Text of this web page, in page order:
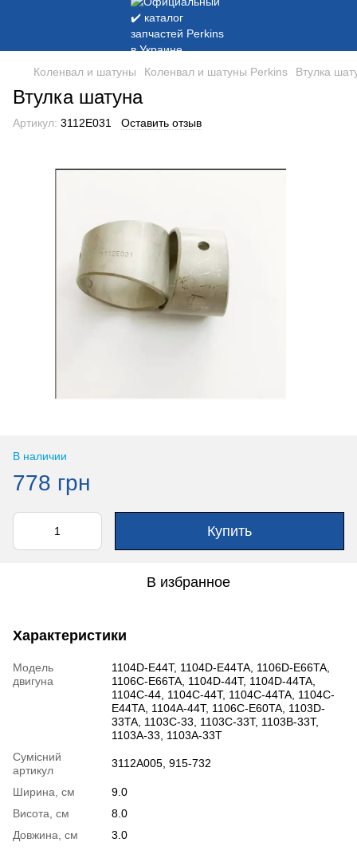
Коленвал и шатуны Коленвал и шатуны Perkins Втулка
Втулка шатуна
Артикул: 3112E031 Оставить отзыв
В наличии
778 грн
Купить
В избранное
Характеристики
Модель
двигуна
1104D-E44T, 1104D-E44TA, 1106D-E66TA,
1106C-E66TA, 1104D-44T, 1104D-44TA,
1104C-44, 1104C-44T, 1104C-44TA, 1104C-
E44TA, 1104A-44T, 1106C-E60TA, 1103D-
33TA, 1103C-33, 1103C-33T, 1103B-33T,
1103A-33, 1103A-33T
Сумісний
артикул
3112A005, 915-732
Ширина, см
9.0
Висота, см
8.0
Довжина, см
3.0